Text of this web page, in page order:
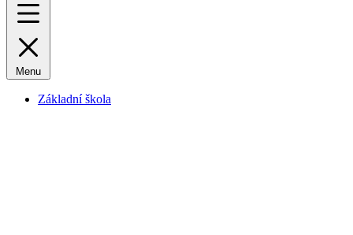
Menu
Základní škola